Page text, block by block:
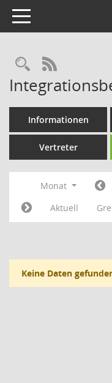
Toggle navigation
RSS-Feed
Informationen
Vertreter
Monat
Aktuell
Keine Daten